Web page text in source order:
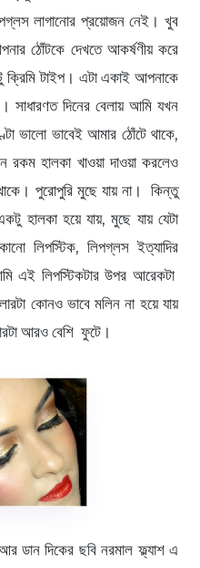
লাগানোর প্রয়োজন নেই। খুব
ঠোঁটকে দেখতে আকর্ষণীয় করে
টাইপ। এটা একাই আপনাকে
সাধারণত দিনের বেলায় আমি যখন
ভালো ভাবেই আমার ঠোঁটে থাকে,
হালকা খাওয়া দাওয়া করলেও
পুরোপুরি মুছে যায় না। কিন্তু
হালকা হয়ে যায়, মুছে যায় যেটা
লিপস্টিক, লিপগ্লস ইত্যাদির
এই লিপস্টিকটার উপর আরেকটা
কোনও ভাবে মলিন না হয়ে যায়
আরও বেশি ফুটে।
ডান দিকের ছবি নরমাল ফ্ল্যাশ এ